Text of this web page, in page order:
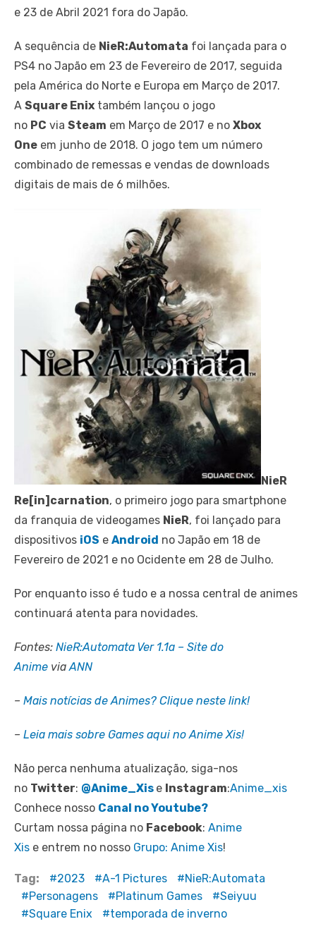
e 23 de Abril 2021 fora do Japão.
A sequência de NieR:Automata foi lançada para o
PS4 no Japão em 23 de Fevereiro de 2017, seguida
pela América do Norte e Europa em Março de 2017.
A Square Enix também lançou o jogo
no PC via Steam em Março de 2017 e no Xbox
One em junho de 2018. O jogo tem um número
combinado de remessas e vendas de downloads
digitais de mais de 6 milhões.
NieR
Re[in]carnation, o primeiro jogo para smartphone
da franquia de videogames NieR, foi lançado para
dispositivos iOS e Android no Japão em 18 de
Fevereiro de 2021 e no Ocidente em 28 de Julho.
Por enquanto isso é tudo e a nossa central de animes
continuará atenta para novidades.
Fontes: NieR:Automata Ver 1.1a – Site do
Anime via ANN
– Mais notícias de Animes? Clique neste link!
– Leia mais sobre Games aqui no Anime Xis!
Não perca nenhuma atualização, siga-nos
no Twitter: @Anime_Xis e Instagram:Anime_xis
Conhece nosso Canal no Youtube?
Curtam nossa página no Facebook: Anime
Xis e entrem no nosso Grupo: Anime Xis!
Tag: 2023 A-1 Pictures
NieR:Automata
Personagens
Platinum Games
Seiyuu
Square Enix
temporada de inverno